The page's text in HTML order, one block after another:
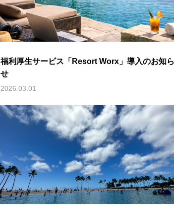
福利厚生サービス「Resort Worx」導入のお知ら
せ
2026.03.01